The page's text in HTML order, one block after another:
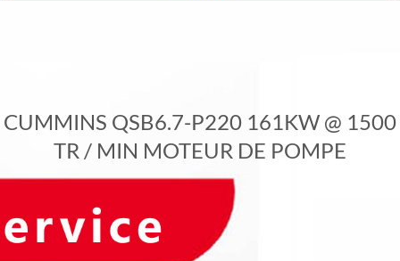
CUMMINS QSB6.7-P220 161KW @ 1500
TR / MIN MOTEUR DE POMPE